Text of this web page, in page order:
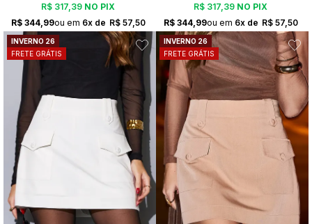
R$ 317,39 NO PIX
R$ 344,99
6x R$ 57,50
R$ 317,39 NO PIX
R$ 344,99
6x R$ 57,50
INVERNO 26
FRETE GRÁTIS
INVERNO 26
FRETE GRÁTIS